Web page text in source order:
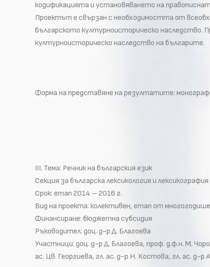
кодификацията и установяването на
Проектът е свързан с необходимостта от
българското културноисторическо
културноисторическо наследство на българите.
Форма на представяне на резултатите:
III. Тема: Речник на българския език
Секция за българска лексикология и лексикография
Срок: етап 2014 – 2016 г.
Вид на проекта: колективен, етап от
Финансиране: бюджетна субсидия
Ръководител: доц. д-р Д. Благоева
Участници: доц. д-р Д. Благоева, проф. д.ф.н. М.
ас. Цв. Георгиева, гл. ас. д-р Н. Костова, гл. ас. д-